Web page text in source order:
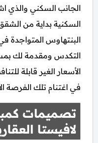
الجانب السكني والذي
السكنية بداية من
البنتهاوس المتواجدة
التكدس ومقدمة لك
الأسعار الغير قابلة
في اغتنام تلك الفرصة
تصميمات
لافيستا